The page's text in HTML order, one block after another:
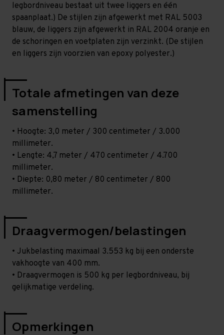
legbordniveau bestaat uit twee liggers en één
spaanplaat.) De stijlen zijn afgewerkt met RAL 5003
blauw, de liggers zijn afgewerkt in RAL 2004 oranje en
de schoringen en voetplaten zijn verzinkt. (De stijlen
en liggers zijn voorzien van epoxy polyester.)
Totale afmetingen van deze
samenstelling
• Hoogte: 3,0 meter / 300 centimeter / 3.000
millimeter.
• Lengte: 4,7 meter / 470 centimeter / 4.700
millimeter.
• Diepte: 0,80 meter / 80 centimeter / 800
millimeter.
Draagvermogen/belastingen
• Jukbelasting maximaal 3.553 kg bij een onderste
vakhoogte van 400 mm.
• Draagvermogen is 500 kg per legbordniveau, bij
gelijkmatige verdeling.
Opmerkingen